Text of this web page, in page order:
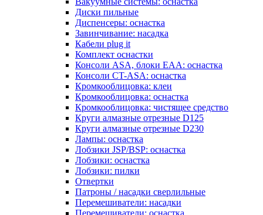
Диски пильные
Диспенсеры: оснастка
Завинчивание: насадка
Кабели plug it
Комплект оснастки
Консоли ASA, блоки EAA: оснастка
Консоли CT-ASA: оснастка
Кромкооблицовка: клеи
Кромкооблицовка: оснастка
Кромкооблицовка: чистящее средство
Круги алмазные отрезные D125
Круги алмазные отрезные D230
Лампы: оснастка
Лобзики JSP/BSP: оснастка
Лобзики: оснастка
Лобзики: пилки
Отвертки
Патроны / насадки сверлильные
Перемешиватели: насадки
Перемешиватели: оснастка